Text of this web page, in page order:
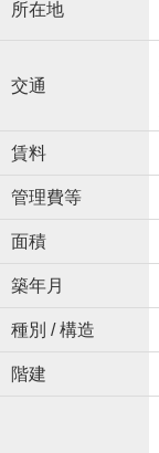
所在地
交通
賃料
管理費等
面積
築年月
種別 / 構造
階建